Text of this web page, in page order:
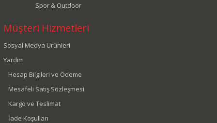
Spor & Outdoor
Müşteri Hizmetleri
Sosyal Medya Ürünleri
Yardım
Hesap Bilgileri ve Ödeme
Mesafeli Satış Sözleşmesi
Kargo ve Teslimat
İade Koşulları